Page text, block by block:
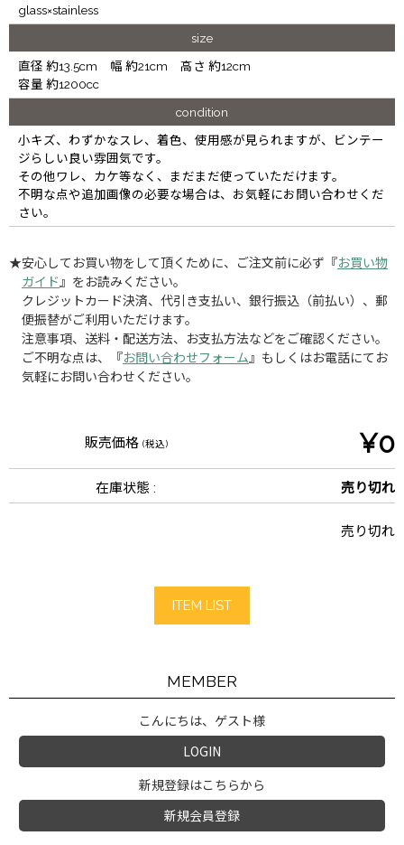
glass×stainless
size
直径 約13.5cm 幅 約21cm 高さ 約12cm
容量 約1200cc
condition
小キズ、わずかなスレ、着色、使用感が見られますが、ビンテー
ジらしい良い雰囲気です。
その他ワレ、カケ等なく、まだまだ使っていただけます。
不明な点や追加画像の必要な場合は、お気軽にお問い合わせくだ
さい。
★安心してお買い物をして頂くために、ご注文前に必ず『お買い物
ガイド 』をお読みください。
クレジットカード決済、代引き支払い、銀行振込（前払い）、郵
便振替がご利用いただけます。
注意事項、送料・配送方法、お支払方法などをご確認ください。
ご不明な点は、『お問い合わせフォーム 』もしくはお電話にてお
気軽にお問い合わせください。
販売価格 (税込) ¥0
在庫状態 : 売り切れ
売り切れ
ITEM LIST
MEMBER
こんにちは、ゲスト様
LOGIN
新規登録はこちらから
新規会員登録